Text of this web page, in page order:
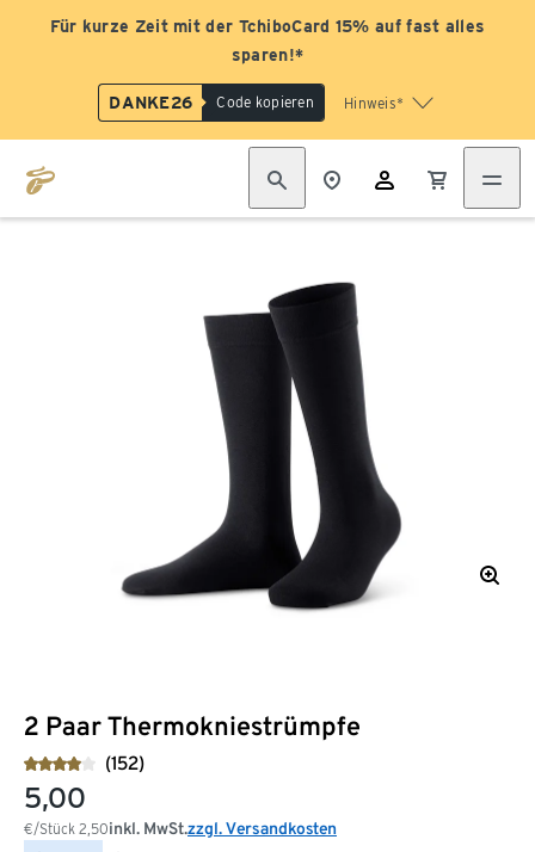
Für kurze Zeit mit der TchiboCard 15% auf fast alles
sparen!*
DANKE26 Code kopieren Hinweis*
2 Paar Thermokniestrümpfe
(152)
5,00
€/Stück 2,50inkl. MwSt.zzgl. Versandkosten